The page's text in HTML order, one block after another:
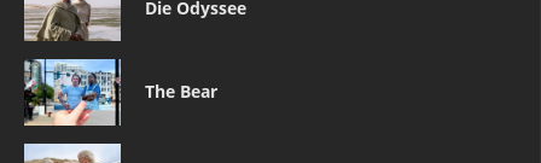
Die Odyssee
The Bear